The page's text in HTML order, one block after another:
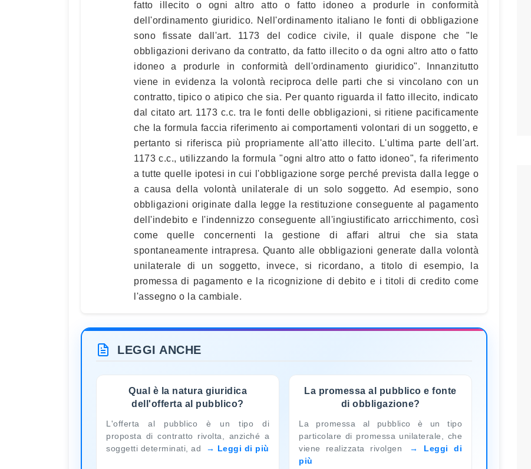
fatto illecito o ogni altro atto o fatto idoneo a produrle in conformità
dell'ordinamento giuridico. Nell'ordinamento italiano le fonti di obbligazione
sono fissate dall'art. 1173 del codice civile, il quale dispone che "le
obbligazioni derivano da contratto, da fatto illecito o da ogni altro atto o fatto
idoneo a produrle in conformità dell'ordinamento giuridico". Innanzitutto
viene in evidenza la volontà reciproca delle parti che si vincolano con un
contratto, tipico o atipico che sia. Per quanto riguarda il fatto illecito, indicato
dal citato art. 1173 c.c. tra le fonti delle obbligazioni, si ritiene pacificamente
che la formula faccia riferimento ai comportamenti volontari di un soggetto, e
pertanto si riferisca più propriamente all'atto illecito. L'ultima parte dell'art.
1173 c.c., utilizzando la formula "ogni altro atto o fatto idoneo", fa riferimento
a tutte quelle ipotesi in cui l'obbligazione sorge perché prevista dalla legge o
a causa della volontà unilaterale di un solo soggetto. Ad esempio, sono
obbligazioni originate dalla legge la restituzione conseguente al pagamento
dell'indebito e l'indennizzo conseguente all'ingiustificato arricchimento, così
come quelle concernenti la gestione di affari altrui che sia stata
spontaneamente intrapresa. Quanto alle obbligazioni generate dalla volontà
unilaterale di un soggetto, invece, si ricordano, a titolo di esempio, la
promessa di pagamento e la ricognizione di debito e i titoli di credito come
l'assegno o la cambiale.
LEGGI ANCHE
Qual è la natura giuridica
dell'offerta al pubblico?
L'offerta al pubblico è un tipo di
proposta di contratto rivolta, anziché a
soggetti determinati, ad
Leggi di più
La promessa al pubblico e fonte
di obbligazione?
La promessa al pubblico è un tipo
particolare di promessa unilaterale, che
viene realizzata rivolgen
Leggi di
più